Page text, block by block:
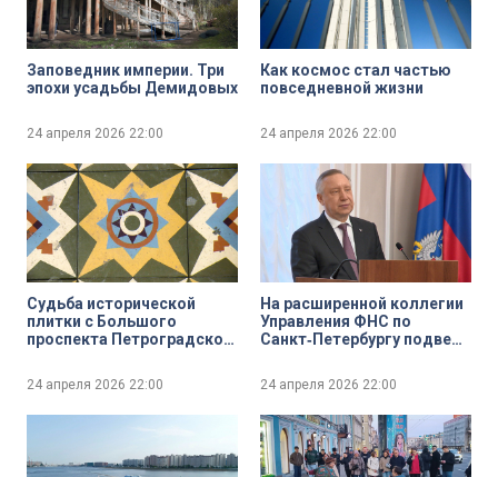
Заповедник империи. Три
эпохи усадьбы Демидовых
24 апреля 2026 22:00
Как космос стал частью
повседневной жизни
24 апреля 2026 22:00
Судьба исторической
плитки с Большого
проспекта Петроградской
24 апреля 2026 22:00
На расширенной коллегии
Управления ФНС по
Санкт‑Петербургу подвели
году
24 апреля 2026 22:00